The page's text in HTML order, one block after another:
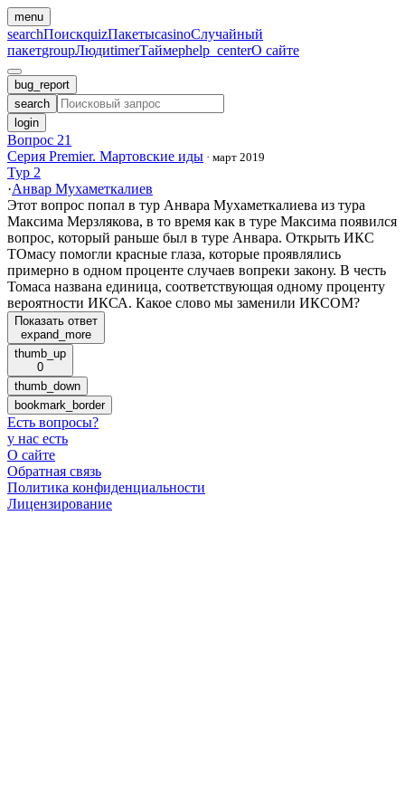
menu
searchПоискquizПакетыcasinoСлучайный
пакетgroupЛюдиtimerТаймерhelp_centerО сайте
bug_report
search
login
Вопрос 21
Серия Premier. Мартовские иды · март 2019
Тур 2
·Анвар Мухаметкалиев
Этот вопрос попал в тур Анвара Мухаметкалиева из тура
Максима Мерзлякова, в то время как в туре Максима появился
вопрос, который раньше был в туре Анвара. Открыть ИКС
ТОмасу помогли красные глаза, которые проявлялись
примерно в одном проценте случаев вопреки закону. В честь
Томаса названа единица, соответствующая одному проценту
вероятности ИКСА. Какое слово мы заменили ИКСОМ?
Показать ответ
expand_more
thumb_up
0
thumb_down
bookmark_border
Есть вопросы?
у нас есть
О сайте
Обратная связь
Политика конфиденциальности
Лицензирование